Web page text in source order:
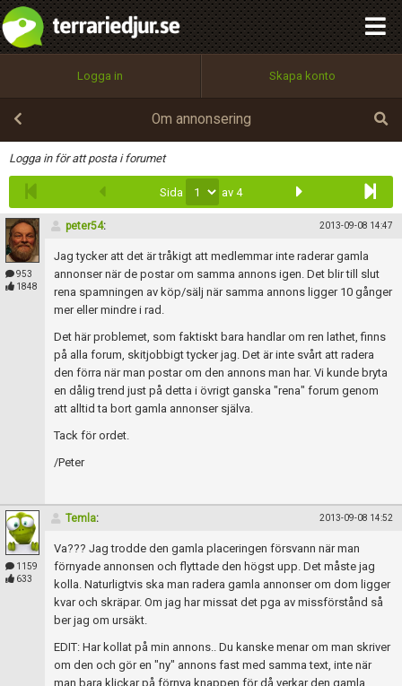
Logga in Skapa konto
Om annonsering
Logga in för att posta i forumet
Sida av 4
953
1848
peter54: 2013-09-08 14:47
Jag tycker att det är tråkigt att medlemmar inte raderar gamla
annonser när de postar om samma annons igen. Det blir till slut
rena spamningen av köp/sälj när samma annons ligger 10 gånger
mer eller mindre i rad.
Det här problemet, som faktiskt bara handlar om ren lathet, finns
på alla forum, skitjobbigt tycker jag. Det är inte svårt att radera
den förra när man postar om den annons man har. Vi kunde bryta
en dålig trend just på detta i övrigt ganska "rena" forum genom
att alltid ta bort gamla annonser själva.
Tack för ordet.
/Peter
1159
633
Temla: 2013-09-08 14:52
Va??? Jag trodde den gamla placeringen försvann när man
förnyade annonsen och flyttade den högst upp. Det måste jag
kolla. Naturligtvis ska man radera gamla annonser om dom ligger
kvar och skräpar. Om jag har missat det pga av missförstånd så
ber jag om ursäkt.
EDIT: Har kollat på min annons.. Du kanske menar om man skriver
om den och gör en "ny" annons fast med samma text, inte när
man bara klickar på förnya knappen för då verkar den gamla
Infoga
Utför
100%
OK
integritetspolicy
Namn:
Epost:
Användarnamn:
Lösenord:
Privacy Policy
Terms of Service
Skapa konto
Begär nytt lösenord
Tillbaka till förstasidan